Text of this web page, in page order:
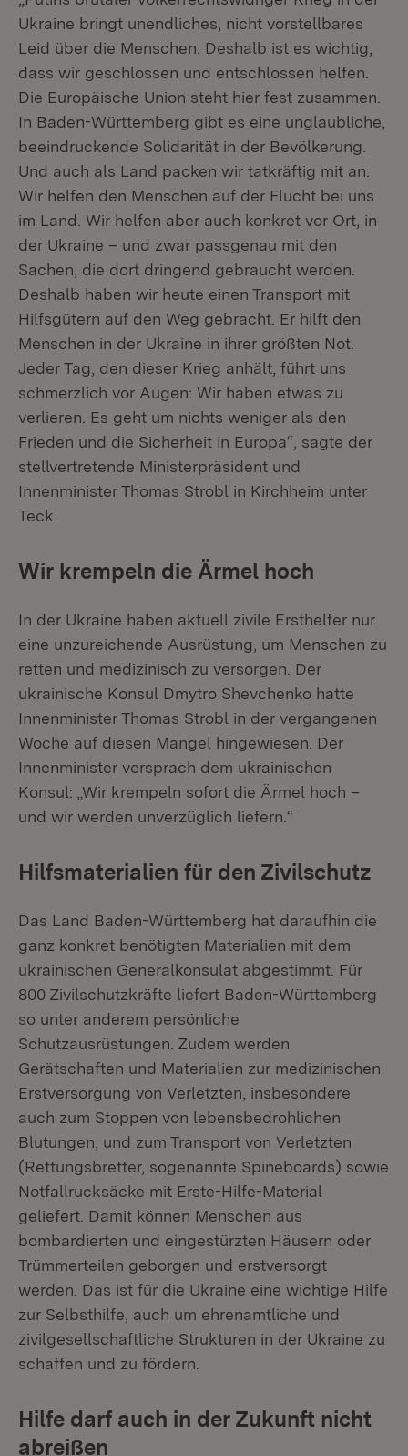
Ukraine bringt unendliches, nicht vorstellbares
Leid über die Menschen. Deshalb ist es wichtig,
dass wir geschlossen und entschlossen helfen.
Die Europäische Union steht hier fest zusammen.
In Baden-Württemberg gibt es eine unglaubliche,
beeindruckende Solidarität in der Bevölkerung.
Und auch als Land packen wir tatkräftig mit an:
Wir helfen den Menschen auf der Flucht bei uns
im Land. Wir helfen aber auch konkret vor Ort, in
der Ukraine – und zwar passgenau mit den
Sachen, die dort dringend gebraucht werden.
Deshalb haben wir heute einen Transport mit
Hilfsgütern auf den Weg gebracht. Er hilft den
Menschen in der Ukraine in ihrer größten Not.
Jeder Tag, den dieser Krieg anhält, führt uns
schmerzlich vor Augen: Wir haben etwas zu
verlieren. Es geht um nichts weniger als den
Frieden und die Sicherheit in Europa“, sagte der
stellvertretende Ministerpräsident und
Innenminister Thomas Strobl in Kirchheim unter
Teck.
Wir krempeln die Ärmel hoch
In der Ukraine haben aktuell zivile Ersthelfer nur
eine unzureichende Ausrüstung, um Menschen zu
retten und medizinisch zu versorgen. Der
ukrainische Konsul Dmytro Shevchenko hatte
Innenminister Thomas Strobl in der vergangenen
Woche auf diesen Mangel hingewiesen. Der
Innenminister versprach dem ukrainischen
Konsul: „Wir krempeln sofort die Ärmel hoch –
und wir werden unverzüglich liefern.“
Hilfsmaterialien für den Zivilschutz
Das Land Baden-Württemberg hat daraufhin die
ganz konkret benötigten Materialien mit dem
ukrainischen Generalkonsulat abgestimmt. Für
800 Zivilschutzkräfte liefert Baden-Württemberg
so unter anderem persönliche
Schutzausrüstungen. Zudem werden
Gerätschaften und Materialien zur medizinischen
Erstversorgung von Verletzten, insbesondere
auch zum Stoppen von lebensbedrohlichen
Blutungen, und zum Transport von Verletzten
(Rettungsbretter, sogenannte Spineboards) sowie
Notfallrucksäcke mit Erste-Hilfe-Material
geliefert. Damit können Menschen aus
bombardierten und eingestürzten Häusern oder
Trümmerteilen geborgen und erstversorgt
werden. Das ist für die Ukraine eine wichtige Hilfe
zur Selbsthilfe, auch um ehrenamtliche und
zivilgesellschaftliche Strukturen in der Ukraine zu
schaffen und zu fördern.
Hilfe darf auch in der Zukunft nicht
abreißen